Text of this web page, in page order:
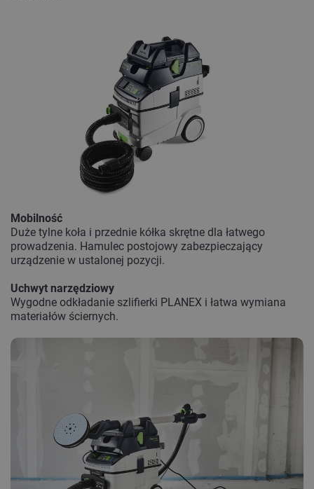
Mobilność
Duże tylne koła i przednie kółka skrętne dla łatwego
prowadzenia. Hamulec postojowy zabezpieczający
urządzenie w ustalonej pozycji.
Uchwyt narzędziowy
Wygodne odkładanie szlifierki PLANEX i łatwa wymiana
materiałów ściernych.